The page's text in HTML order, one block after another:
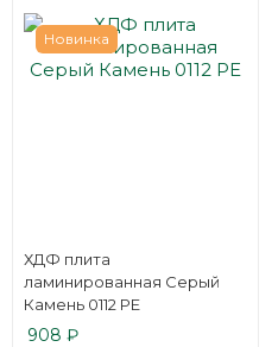
Новинка
ХДФ плита
ламинированная Серый
Камень 0112 PE
908 ₽